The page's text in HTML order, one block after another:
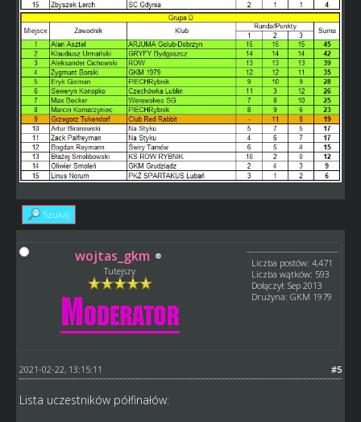
Szukaj
wojtas_gkm
Tutejszy
Liczba postów: 4,471
Liczba wątków: 593
Dołączył: Sep 2013
Drużyna: GKM 1979
#5
2021-02-22, 13:15:11
Lista uczestników półfinałów: